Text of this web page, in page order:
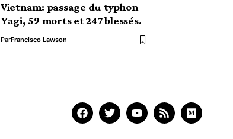
Vietnam: passage du typhon
Yagi, 59 morts et 247 blessés.
ParFrancisco Lawson